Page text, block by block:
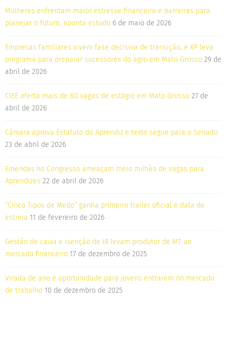
Mulheres enfrentam maior estresse financeiro e barreiras para
planejar o futuro, aponta estudo 6 de maio de 2026
Empresas familiares vivem fase decisiva de transição, e XP leva
programa para preparar sucessores do agro em Mato Grosso 29 de
abril de 2026
CIEE oferta mais de 80 vagas de estágio em Mato Grosso 27 de
abril de 2026
Câmara aprova Estatuto do Aprendiz e texto segue para o Senado
23 de abril de 2026
Emendas no Congresso ameaçam meio milhão de vagas para
Aprendizes 22 de abril de 2026
“Cinco Tipos de Medo” ganha primeiro trailer oficial e data de
estreia 11 de fevereiro de 2026
Gestão de caixa e isenção de IR levam produtor de MT ao
mercado financeiro 17 de dezembro de 2025
Virada de ano é oportunidade para jovens entrarem no mercado
de trabalho 10 de dezembro de 2025